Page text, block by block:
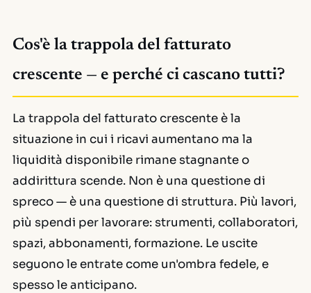
Cos'è la trappola del fatturato
crescente — e perché ci cascano tutti?
La trappola del fatturato crescente è la
situazione in cui i ricavi aumentano ma la
liquidità disponibile rimane stagnante o
addirittura scende. Non è una questione di
spreco — è una questione di struttura. Più lavori,
più spendi per lavorare: strumenti, collaboratori,
spazi, abbonamenti, formazione. Le uscite
seguono le entrate come un'ombra fedele, e
spesso le anticipano.